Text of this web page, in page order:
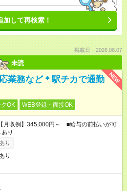
加して再検索！
掲載日：2026.08.07
未読
NEW
業務など＊駅チカで通勤
OK WEB登録・面接OK
収例】345,000円～ ■給与の前払いが可
り
り
り